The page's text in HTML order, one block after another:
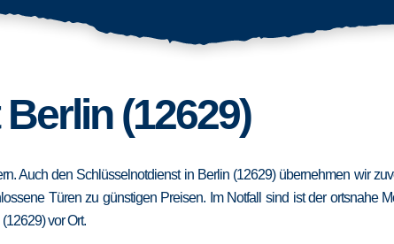
(12629)
Auch den Schlüsselnotdienst in Berlin (12629) übernehmen wir
Türen zu günstigen Preisen. Im Notfall sind ist der ortsnahe
vor Ort.